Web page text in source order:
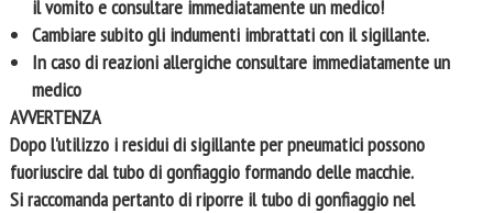
il vomito e consultare immediatamente un medico!
Cambiare subito gli indumenti imbrattati con il sigillante.
In caso di reazioni allergiche consultare immediatamente un
medico
AVVERTENZA
Dopo l'utilizzo i residui di sigillante per pneumatici possono
fuoriuscire dal tubo di gonfiaggio formando delle macchie.
Si raccomanda pertanto di riporre il tubo di gonfiaggio nel